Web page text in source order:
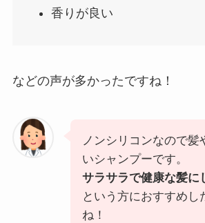
香りが良い
などの声が多かったですね！
ノンシリコンなので髪
いシャンプーです。
サラサラで健康な髪に
という方におすすめし
ね！